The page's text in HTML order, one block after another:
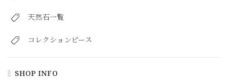
天然石一覧
コレクションピース
SHOP INFO